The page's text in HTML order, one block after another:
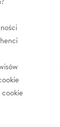
cookie